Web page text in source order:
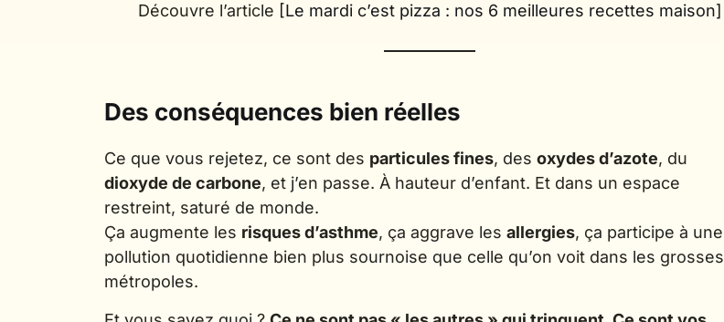
Découvre l’article [Le mardi c’est pizza : nos 6 meilleures recettes maison]
Des conséquences bien réelles
Ce que vous rejetez, ce sont des particules fines, des oxydes d’azote, du
dioxyde de carbone, et j’en passe. À hauteur d’enfant. Et dans un espace
restreint, saturé de monde.
Ça augmente les risques d’asthme, ça aggrave les allergies, ça participe à une
pollution quotidienne bien plus sournoise que celle qu’on voit dans les grosses
métropoles.